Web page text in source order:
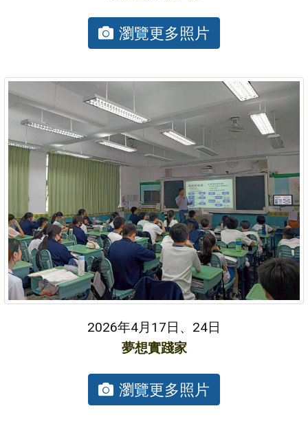
瀏覽更多照片
2026年4月17日、24日
夢想實踐家
瀏覽更多照片